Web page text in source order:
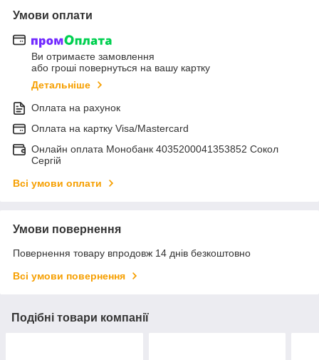
Умови оплати
Ви отримаєте замовлення
або гроші повернуться на вашу картку
Детальніше
Оплата на рахунок
Оплата на картку Visa/Mastercard
Онлайн оплата Монобанк 4035200041353852 Сокол
Сергій
Всі умови оплати
Умови повернення
Повернення товару впродовж 14 днів безкоштовно
Всі умови повернення
Подібні товари компанії